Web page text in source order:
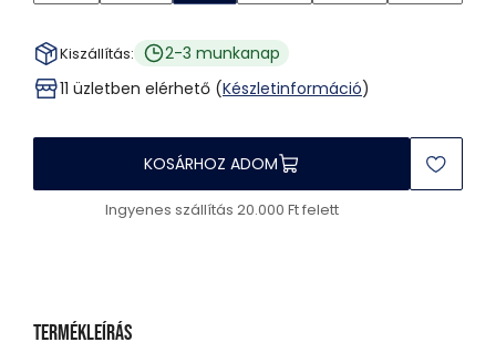
Kiszállítás:
2-3 munkanap
11 üzletben elérhető (Készletinformáció)
KOSÁRHOZ ADOM
Ingyenes szállítás 20.000 Ft felett
Termékleírás